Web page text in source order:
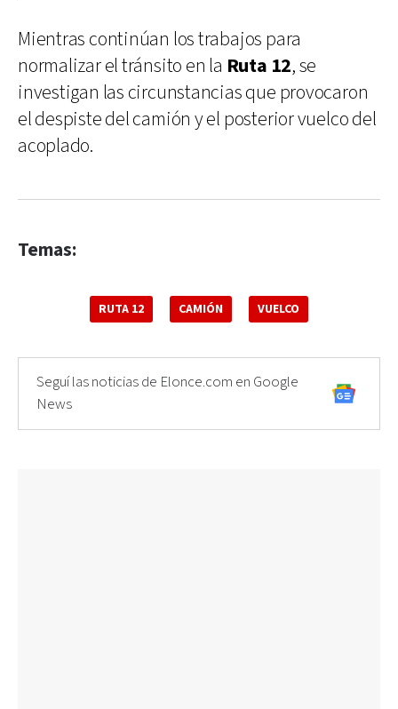
Mientras continúan los trabajos para
normalizar el tránsito en la Ruta 12, se
investigan las circunstancias que provocaron
el despiste del camión y el posterior vuelco del
acoplado.
Temas:
RUTA 12 CAMIÓN VUELCO
Seguí las noticias de Elonce.com en Google
News